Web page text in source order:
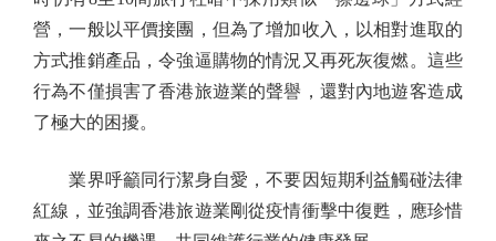
營，一般以平價接團，但為了增加收入，以相對進取的
方式推銷產品，令強逼購物的情況又再死灰復燃。這些
行為不僅損害了香港旅遊業的聲譽，還對內地遊客造成
了極大的困擾。
業界呼籲同行潔身自愛，不要因短期利益觸碰法律
紅線，並強調香港旅遊業剛從疫情衝擊中復甦，應珍惜